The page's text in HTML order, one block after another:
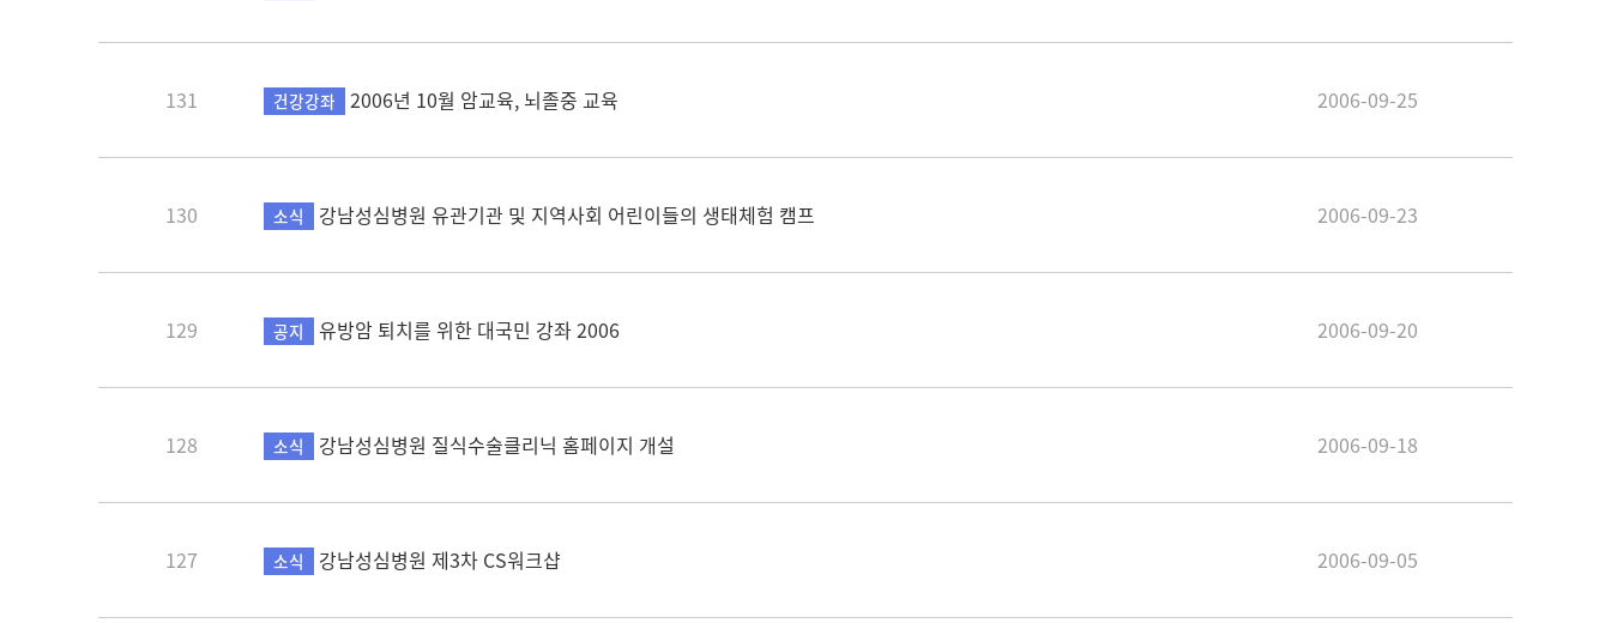
131 건강강좌 2006년 10월 암교육, 뇌졸중 교육 2006-09-25
130 소식 강남성심병원 유관기관 및 지역사회 어린이들의 생태체험 캠프 2006-09-23
129 공지 유방암 퇴치를 위한 대국민 강좌 2006 2006-09-20
128 소식 강남성심병원 질식수술클리닉 홈페이지 개설 2006-09-18
127 소식 강남성심병원 제3차 CS워크샵 2006-09-05